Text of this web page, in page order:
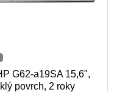
G62-a19SA 15,6",
povrch, 2 roky